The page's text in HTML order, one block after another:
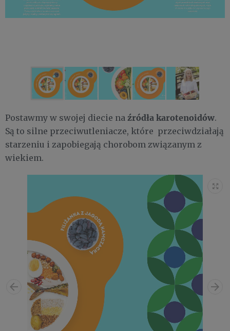
Postawmy w swojej diecie na źródła karotenoidów.
Są to silne przeciwutleniacze, które przeciwdziałają
starzeniu i zapobiegają chorobom związanym z
wiekiem.